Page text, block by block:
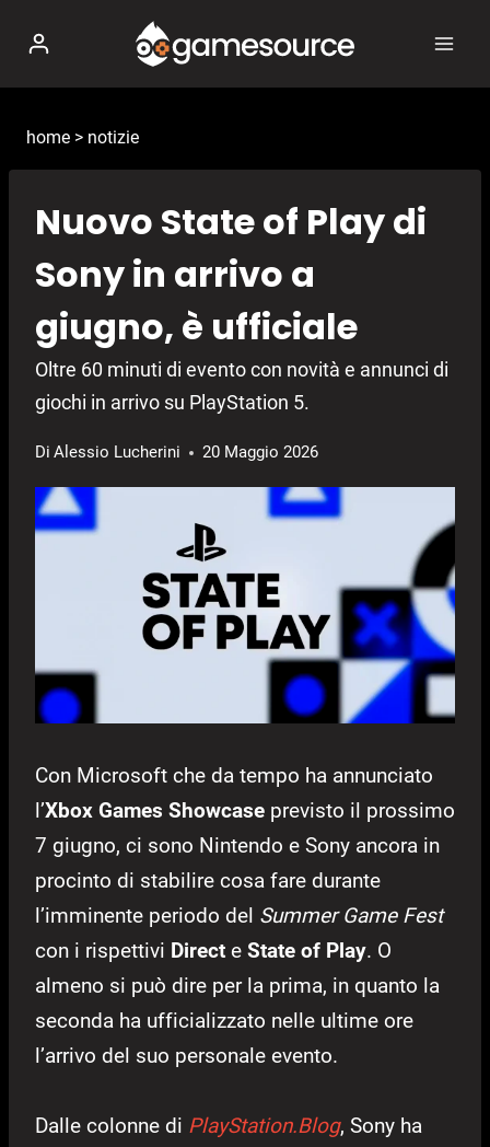
contenuto
home > notizie
Nuovo State of Play di
Sony in arrivo a
giugno, è ufficiale
Oltre 60 minuti di evento con novità e annunci di
giochi in arrivo su PlayStation 5.
Di Alessio Lucherini 20 Maggio 2026
Con Microsoft che da tempo ha annunciato
l’Xbox Games Showcase previsto il prossimo
7 giugno, ci sono Nintendo e Sony ancora in
procinto di stabilire cosa fare durante
l’imminente periodo del Summer Game Fest
con i rispettivi Direct e State of Play. O
almeno si può dire per la prima, in quanto la
seconda ha ufficializzato nelle ultime ore
l’arrivo del suo personale evento.
Dalle colonne di PlayStation.Blog, Sony ha